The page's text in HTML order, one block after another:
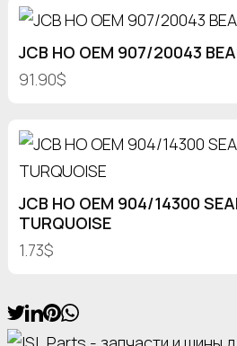
JCB HO OEM 907/20043
91.90$
JCB HO OEM 904/14300
TURQUOISE
1.73$